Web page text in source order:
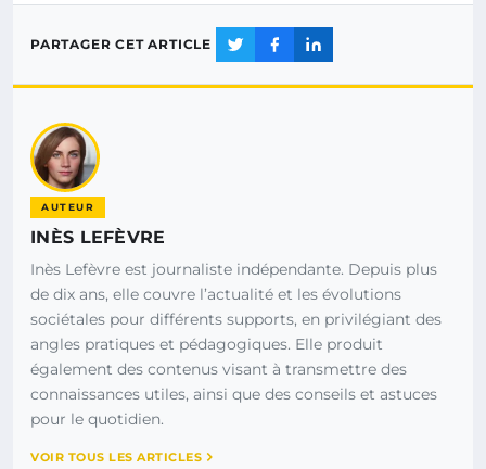
PARTAGER CET ARTICLE
AUTEUR
INÈS LEFÈVRE
Inès Lefèvre est journaliste indépendante. Depuis plus
de dix ans, elle couvre l’actualité et les évolutions
sociétales pour différents supports, en privilégiant des
angles pratiques et pédagogiques. Elle produit
également des contenus visant à transmettre des
connaissances utiles, ainsi que des conseils et astuces
pour le quotidien.
VOIR TOUS LES ARTICLES